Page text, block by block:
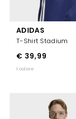
ADIDAS
T-Shirt Stadium
€ 39,99
1 colore